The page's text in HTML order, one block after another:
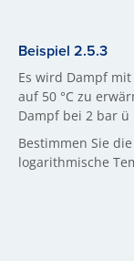
Beispiel 2.5.3
Es wird Dampf
auf 50 °C zu
Dampf bei 2 bar ü
Bestimmen Sie
logarithmische